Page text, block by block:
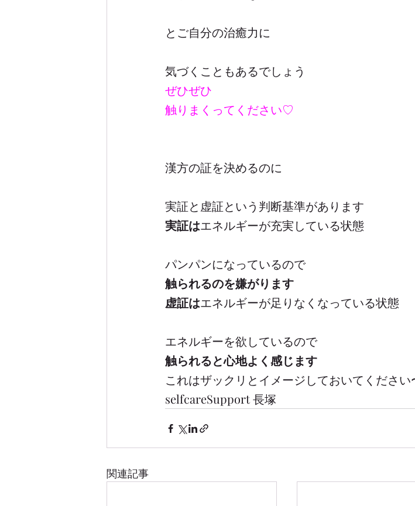
とご自分の治癒力に
気づくこともあるでしょう
ぜひぜひ
触りまくってください♡
漢方の証を決めるのに
実証と虚証という判断基準があります
実証はエネルギーが充実している状態
パンパンになっているので
触られるのを嫌がります
虚証はエネルギーが足りなくなっている状態
エネルギーを欲しているので
触られると心地よく感じます
これはザックリとイメージしておいてください
selfcareSupport 長塚
関連記事